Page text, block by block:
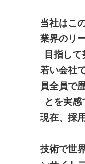
当社はこ
業界のリ
目指して
若い会社
員全員で
とを実感
現在、採
技術で世